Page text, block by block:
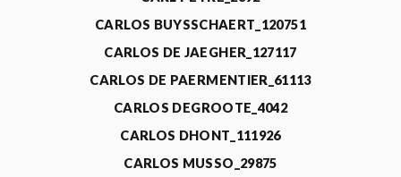
CARLOS BUYSSCHAERT_120751
CARLOS DE JAEGHER_127117
CARLOS DE PAERMENTIER_61113
CARLOS DEGROOTE_4042
CARLOS DHONT_111926
CARLOS MUSSO_29875